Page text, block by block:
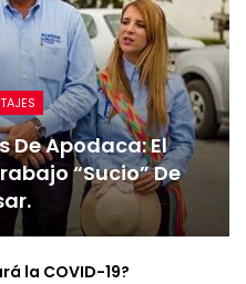
De Apodaca: El
“sucio” De
la COVID-19?